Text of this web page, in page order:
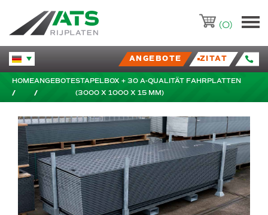
ATS-Trading.nl
(0)
Huidige taal veranderen. ANGEBOTE ZITAT
HOMEANGEBOTESTAPELBOX + 30 A-QUALITÄT FAHRPLATTEN
(3000 X 1000 X 15 MM)